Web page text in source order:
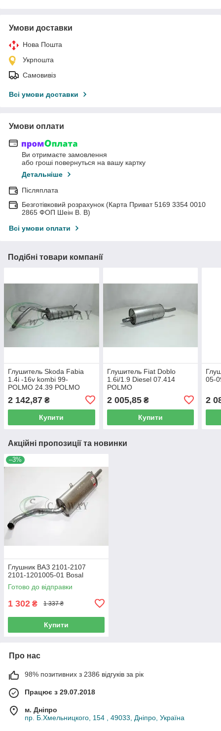
Умови доставки
Нова Пошта
Укрпошта
Самовивіз
Всі умови доставки
Умови оплати
Ви отримаєте замовлення
або гроші повернуться на вашу картку
Детальніше
Післяплата
Безготівковий розрахунок (Карта Приват 5169 3354 0010
2865 ФОП Шеін В. В)
Всі умови оплати
Подібні товари компанії
Глушитель Skoda Fabia
1.4i -16v kombi 99-
POLMO 24.39 POLMO
2 142,87 ₴
Купити
Глушитель Fiat Doblo
1.6i/1.9 Diesel 07.414
POLMO
2 005,85₴
Купити
05-
2
Акційні пропозиції та новинки
–3%
Глушник ВАЗ 2101-2107
2101-1201005-01 Bosal
Готово до відправки
1 302 ₴ 1 337 ₴
Купити
Про нас
98% позитивних з 2386 відгуків за рік
Працює з 29.07.2018
м. Дніпро
пр. Б.Хмельницкого, 154 , 49033, Дніпро, Україна